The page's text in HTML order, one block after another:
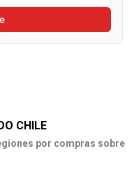
CHILE
por compras sobre